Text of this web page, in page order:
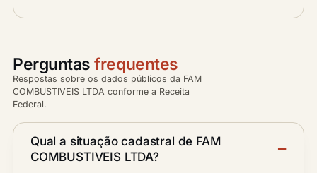
Perguntasfrequentes
Respostas sobre os dados públicos da FAM
COMBUSTIVEIS LTDA conforme a Receita
Federal.
Qual a situação cadastral de FAM
COMBUSTIVEIS LTDA?